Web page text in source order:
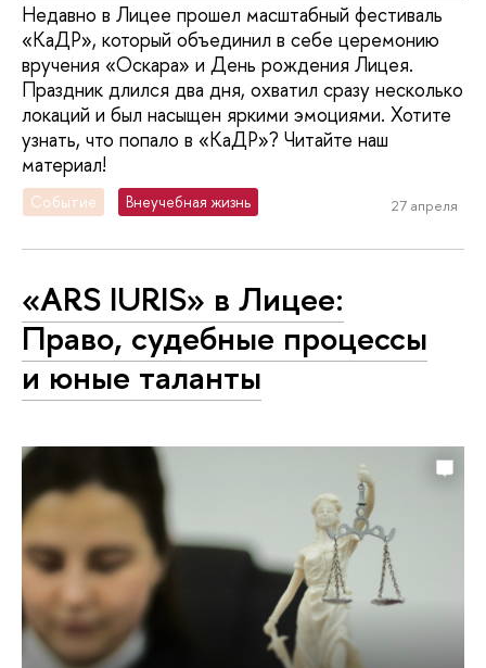
Недавно в Лицее прошел масштабный фестиваль
«КаДР», который объединил в себе церемонию
вручения «Оскара» и День рождения Лицея.
Праздник длился два дня, охватил сразу несколько
локаций и был насыщен яркими эмоциями. Хотите
узнать, что попало в «КаДР»? Читайте наш
материал!
Событие Внеучебная жизнь 27 апреля
«ARS IURIS» в Лицее:
Право, судебные процессы
и юные таланты